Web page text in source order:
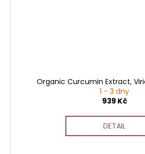
Organic Curcumin Extract,
1 - 3 dny
939 Kč
DETAIL